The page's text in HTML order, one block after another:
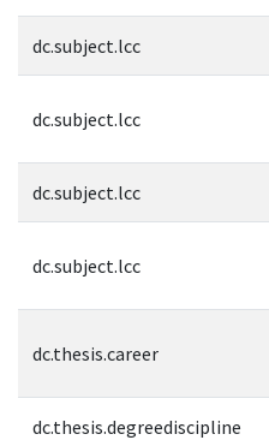
dc.subject.lcc
dc.subject.lcc
dc.subject.lcc
dc.subject.lcc
dc.thesis.career
dc.thesis.degreediscipline